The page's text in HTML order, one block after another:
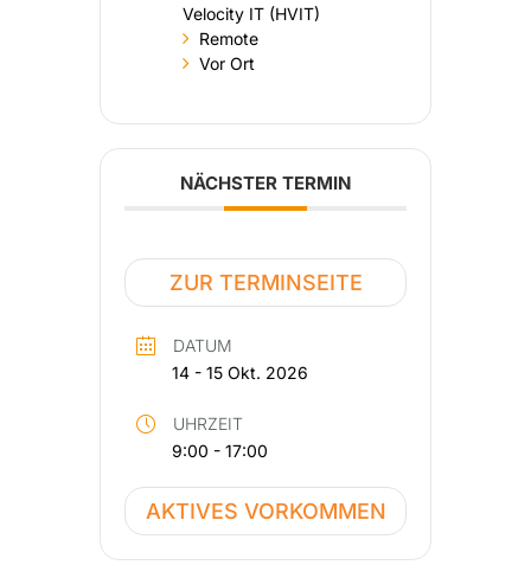
Velocity IT (HVIT)
Remote
Vor Ort
NÄCHSTER TERMIN
ZUR TERMINSEITE
DATUM
14 - 15 Okt. 2026
UHRZEIT
9:00 - 17:00
AKTIVES VORKOMMEN